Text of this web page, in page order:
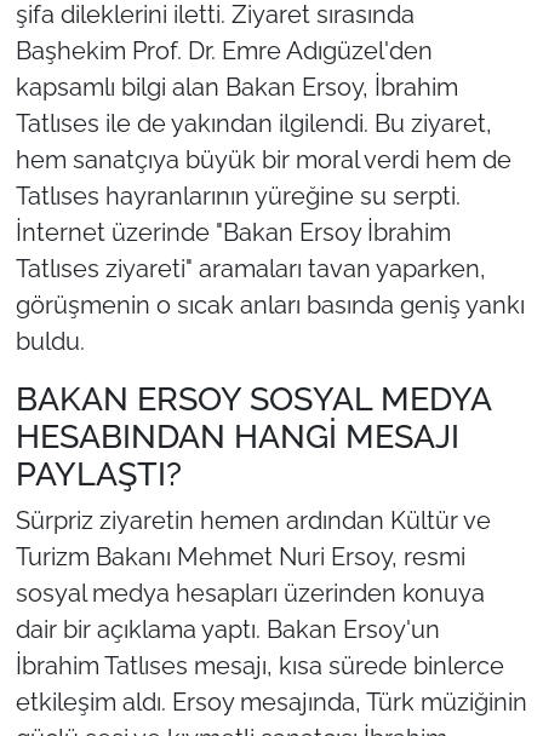
şifa dileklerini iletti. Ziyaret sırasında
Başhekim Prof. Dr. Emre Adıgüzel'den
kapsamlı bilgi alan Bakan Ersoy, İbrahim
Tatlıses ile de yakından ilgilendi. Bu ziyaret,
hem sanatçıya büyük bir moral verdi hem de
Tatlıses hayranlarının yüreğine su serpti.
İnternet üzerinde "Bakan Ersoy İbrahim
Tatlıses ziyareti" aramaları tavan yaparken,
görüşmenin o sıcak anları basında geniş yankı
buldu.
BAKAN ERSOY SOSYAL MEDYA
HESABINDAN HANGİ MESAJI
PAYLAŞTI?
Sürpriz ziyaretin hemen ardından Kültür ve
Turizm Bakanı Mehmet Nuri Ersoy, resmi
sosyal medya hesapları üzerinden konuya
dair bir açıklama yaptı. Bakan Ersoy'un
İbrahim Tatlıses mesajı, kısa sürede binlerce
etkileşim aldı. Ersoy mesajında, Türk müziğinin